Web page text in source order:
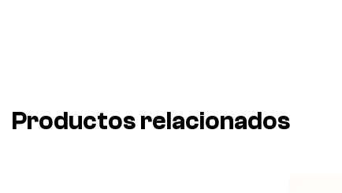
Productos relacionados